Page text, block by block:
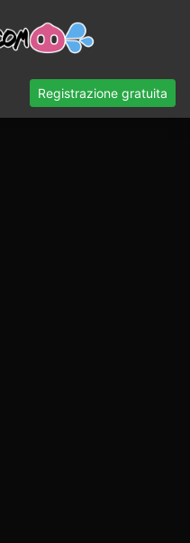
Registrazione gratuita